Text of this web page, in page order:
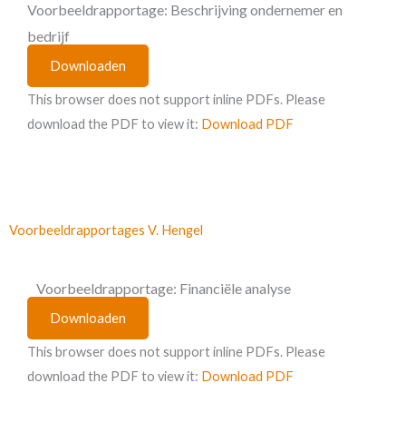
Voorbeeldrapportage: Beschrijving ondernemer en
bedrijf
Downloaden
This browser does not support inline PDFs. Please
download the PDF to view it: Download PDF
Voorbeeldrapportages V. Hengel
Voorbeeldrapportage: Financiële analyse
Downloaden
This browser does not support inline PDFs. Please
download the PDF to view it: Download PDF